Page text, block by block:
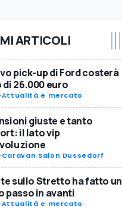
ARTICOLI
pick-up di Ford costerà
di 26.000 euro
Attualità e mercato
giuste e tanto
il lato vip
Caravan Salon Dussedorf
sullo Stretto ha fatto un
passo in avanti
Attualità e mercato